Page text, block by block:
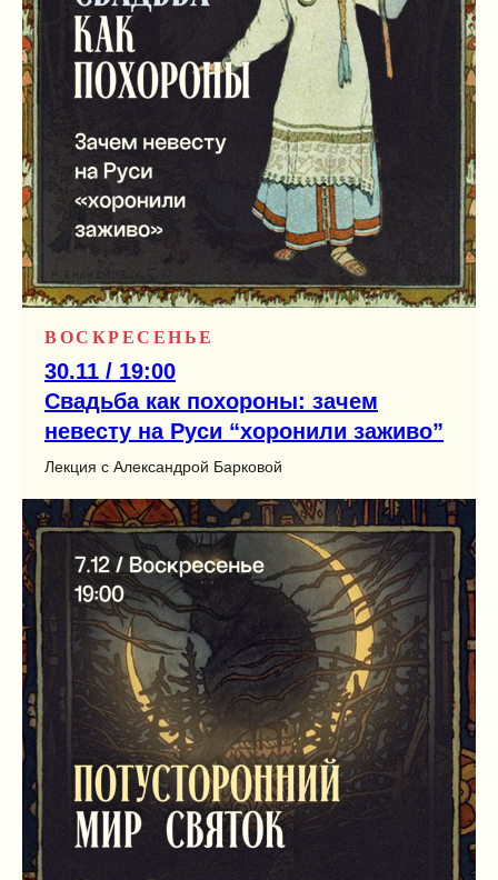
ВОСКРЕСЕНЬЕ
30.11 / 19:00
Свадьба как похороны: зачем
невесту на Руси “хоронили заживо”
Лекция с Александрой Барковой